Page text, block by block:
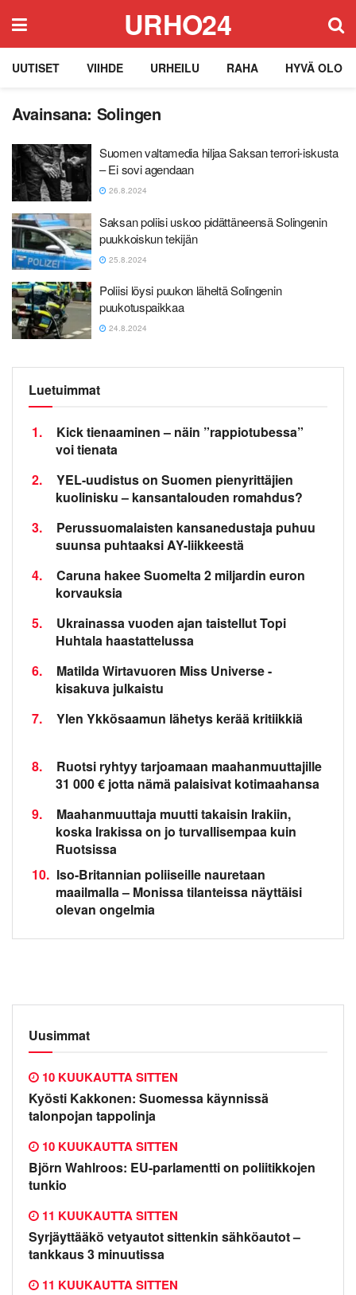
URHO24
UUTISET VIIHDE URHEILU RAHA HYVÄ OLO
Avainsana: Solingen
Suomen valtamedia hiljaa Saksan terrori-iskusta
– Ei sovi agendaan
26.8.2024
Saksan poliisi uskoo pidättäneensä Solingenin
puukkoiskun tekijän
25.8.2024
Poliisi löysi puukon läheltä Solingenin
puukotuspaikkaa
24.8.2024
Luetuimmat
1.
Kick tienaaminen – näin ”rappiotubessa”
voi tienata
2.
YEL-uudistus on Suomen pienyrittäjien
kuolinisku – kansantalouden romahdus?
3.
Perussuomalaisten kansanedustaja puhuu
suunsa puhtaaksi AY-liikkeestä
4.
Caruna hakee Suomelta 2 miljardin euron
korvauksia
5.
Ukrainassa vuoden ajan taistellut Topi
Huhtala haastattelussa
6.
Matilda Wirtavuoren Miss Universe -
kisakuva julkaistu
7.
Ylen Ykkösaamun lähetys kerää kritiikkiä
8.
Ruotsi ryhtyy tarjoamaan maahanmuuttajille
31 000 € jotta nämä palaisivat kotimaahansa
9.
Maahanmuuttaja muutti takaisin Irakiin,
koska Irakissa on jo turvallisempaa kuin
Ruotsissa
10. Iso-Britannian poliiseille nauretaan
maailmalla – Monissa tilanteissa näyttäisi
olevan ongelmia
Uusimmat
Kyösti Kakkonen: Suomessa käynnissä
talonpojan tappolinja
10 KUUKAUTTA SITTEN
Björn Wahlroos: EU-parlamentti on poliitikkojen
tunkio
10 KUUKAUTTA SITTEN
Syrjäyttääkö vetyautot sittenkin sähköautot –
tankkaus 3 minuutissa
11 KUUKAUTTA SITTEN
11 KUUKAUTTA SITTEN